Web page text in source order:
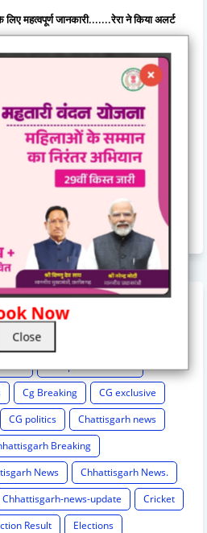
Now
Close
महत्वपूर्ण जानकारी.......रेरा ने किया अलर्ट
बिलासपुर में गुरु अर्जन देव जी के शहीदी दिवस की
महीने के सुखमनी साहिब पाठ का हुआ समापन
2025 : केंद्रीय राज्यमंत्री तोखन साहू ने
ट्रायसायकल एवं व्हीलचेयर,ट्रायसायकल और
2025
Bilaspur-hindi-news
Cg Breaking
CG exclusive
CG politics
Chattisgarh news
Breaking
News
Chhattisgarh News.
Chhattisgarh-news-update
Cricket
Result
Elections